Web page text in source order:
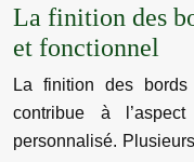
La finition des
et fonctionnel
La finition des
contribue à
personnalisé.